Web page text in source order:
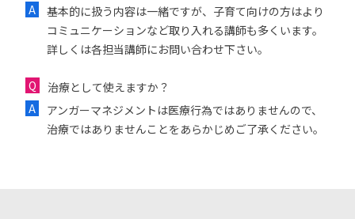
基本的に扱う内容は一緒ですが、子育て向けの方はより
コミュニケーションなど取り入れる講師も多くいます。
詳しくは各担当講師にお問い合わせ下さい。
治療として使えますか？
アンガーマネジメントは医療行為ではありませんので、
治療ではありませんことをあらかじめご了承ください。